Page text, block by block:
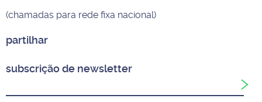
(chamadas para rede fixa nacional)
partilhar
subscrição de newsletter